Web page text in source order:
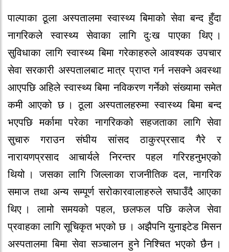
पाल्पाका ठूला अस्पतालमा स्वास्थ्य बिमाको सेवा बन्द हुँदा
नागरिकले स्वास्थ्य सेवाका लागि दुःख पाएका थिए ।
सुविधाका लागि स्वास्थ्य बिमा गरेकाहरुले आवश्यक उपचार
सेवा सरकारी अस्पतालबाट मात्र प्राप्त गर्न नसक्ने अवस्था
आएपछि अहिले स्वास्थ्य बिमा नविकरण गर्नेको संख्यामा समेत
कमी आएको छ । ठूला अस्पतालहरुमा स्वास्थ्य बिमा बन्द
भएपछि मर्कामा परेका नागरिकको सहजताका लागि सेवा
सुचारु गराउन संघीय सांसद ठाकुरप्रसाद गैरे र
नारायणप्रसाद आचार्यले निरन्तर पहल गरिरहनुभएको
थियो । जसका लागि जिल्लाका राजनीतिक दल, नागरिक
समाज तथा अन्य सम्पूर्ण सरोकारवालाहरुले सघाउँदै आएका
थिए । लामो समयको पहल, छलफल पछि कलेज सेवा
प्रवाहका लागि सूचिकृत भएको छ । अझैपनि युनाइटेड मिसन
अस्पतालमा बिमा सेवा सञ्चालन हुने निश्चित भएको छैन ।